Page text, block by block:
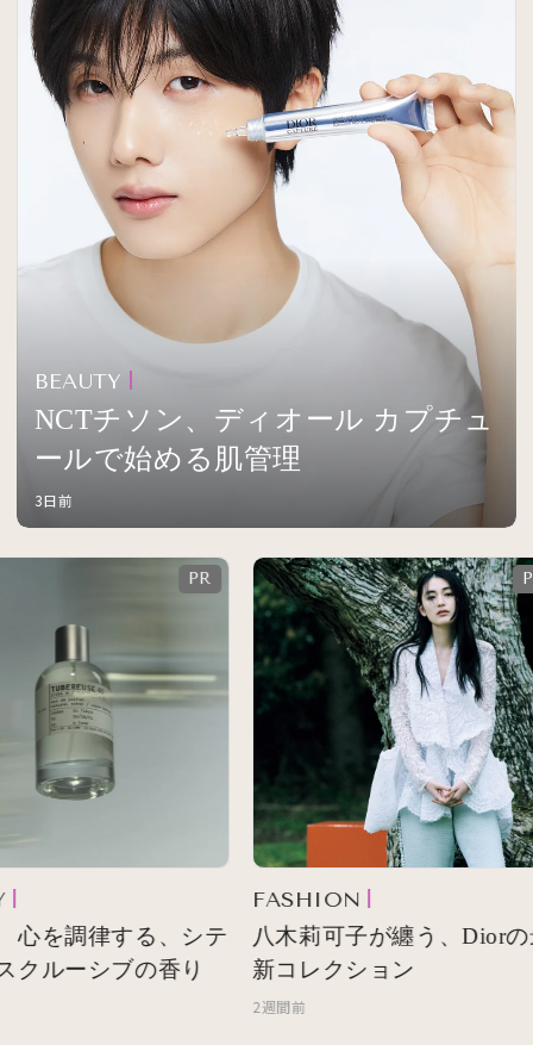
BEAUTY
NCTチソン、ディオール カプチュ
ールで始める肌管理
3日前
を調律する、シテ
ルーシブの香り
FASHION
八木莉可子が纏う、Diorの
新コレクション
2週間前